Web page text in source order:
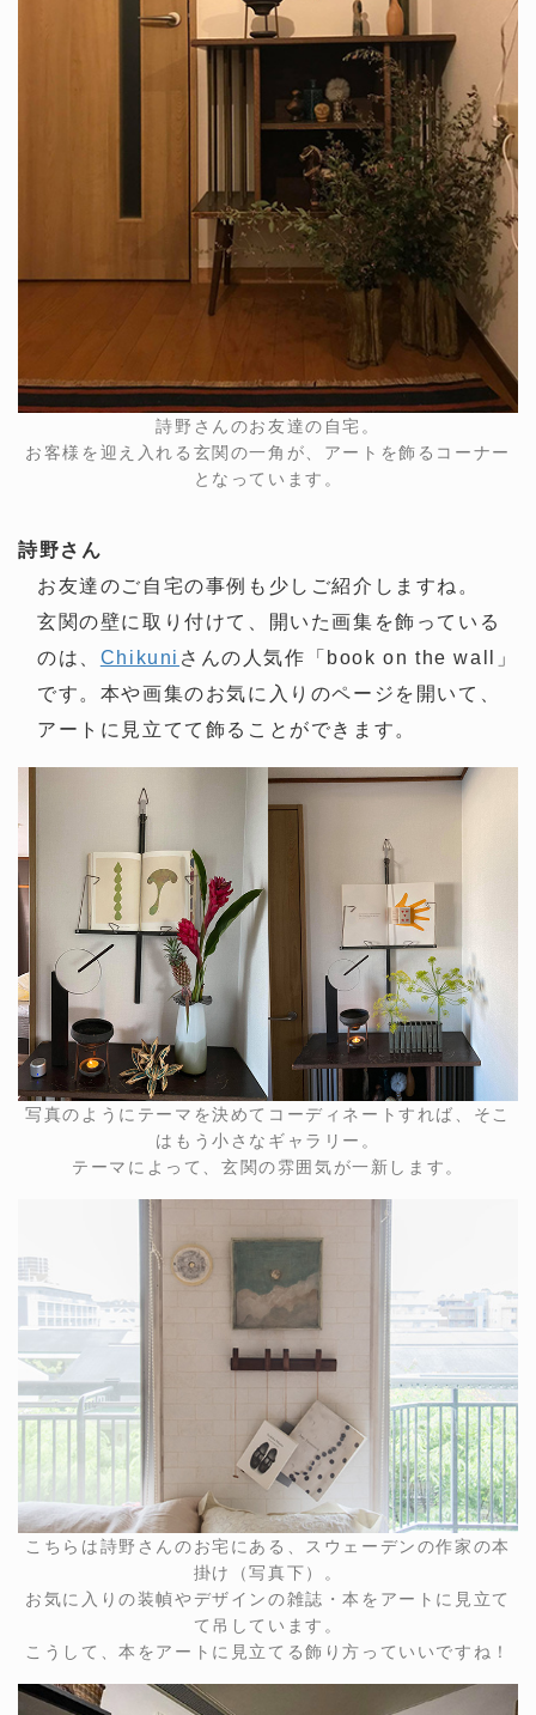
詩野さんのお友達の自宅。
お客様を迎え入れる玄関の一角が、アートを飾るコーナー
となっています。
詩野さん
お友達のご自宅の事例も少しご紹介しますね。
玄関の壁に取り付けて、開いた画集を飾っている
のは、 Chikuni さんの人気作「book on the wall」
です。本や画集のお気に入りのページを開いて、
アートに見立てて飾ることができます。
写真のようにテーマを決めてコーディネートすれば、そこ
はもう小さなギャラリー。
テーマによって、玄関の雰囲気が一新します。
こちらは詩野さんのお宅にある、スウェーデンの作家の本
掛け（写真下）。
お気に入りの装幀やデザインの雑誌・本をアートに見立て
て吊しています。
こうして、本をアートに見立てる飾り方っていいですね！